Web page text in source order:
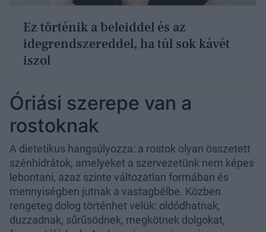
Ez történik a beleiddel és az
idegrendszereddel, ha túl sok kávét
iszol
Óriási szerepe van a
rostoknak
A dietetikus hangsúlyozza: a rostok olyan összetett
szénhidrátok, amelyeket a szervezetünk nem képes
lebontani, azaz szinte változatlan formában és
mennyiségben jutnak a vastagbélbe. Közben
rengeteg dolog történhet velük: oldódhatnak,
duzzadnak, sűrűsödnek, megkötnek dolgokat,